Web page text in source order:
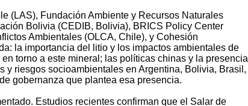
(LAS), Fundación Ambiente y Recursos Naturales
Bolivia (CEDIB, Bolivia), BRICS Policy Center
Ambientales (OLCA, Chile), y Cohesión
la importancia del litio y los impactos ambientales de
torno a este mineral; las políticas chinas y la presencia
y riesgos socioambientales en Argentina, Bolivia, Brasil,
gobernanza que plantea esa presencia.
Estudios recientes confirman que el Salar de